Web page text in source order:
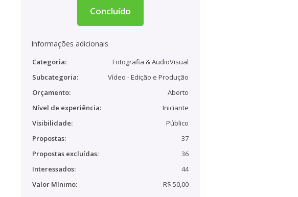
Concluído
Informações adicionais
Categoria:
Fotografia & AudioVisual
Subcategoria:
Vídeo - Edição e Produção
Orçamento:
Aberto
Nível de experiência:
Iniciante
Visibilidade:
Público
Propostas:
37
Propostas excluídas:
36
Interessados:
44
Valor Mínimo:
R$ 50,00